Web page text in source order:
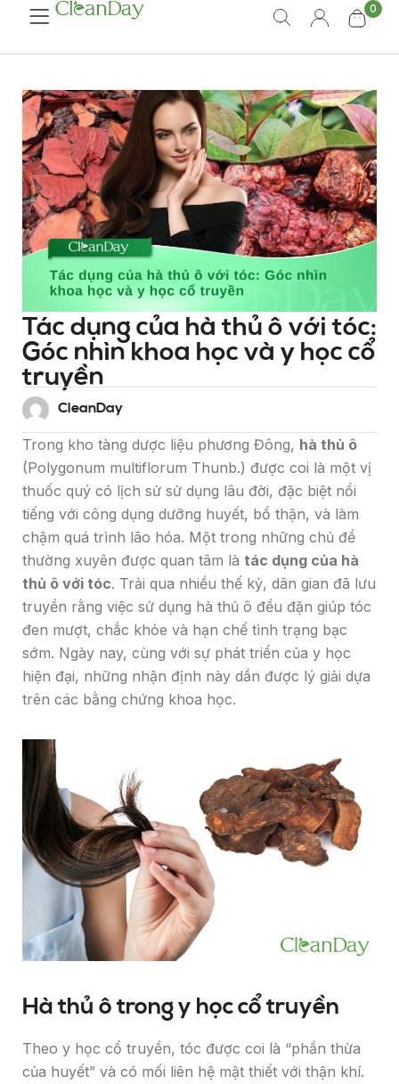
0
Tác dụng của hà thủ ô với tóc:
Góc nhìn khoa học và y học cổ
truyền
CleanDay
Trong kho tàng dược liệu phương Đông, hà thủ ô
(Polygonum multiflorum Thunb.) được coi là một vị
thuốc quý có lịch sử sử dụng lâu đời, đặc biệt nổi
tiếng với công dụng dưỡng huyết, bổ thận, và làm
chậm quá trình lão hóa. Một trong những chủ đề
thường xuyên được quan tâm là tác dụng của hà
thủ ô với tóc. Trải qua nhiều thế kỷ, dân gian đã lưu
truyền rằng việc sử dụng hà thủ ô đều đặn giúp tóc
đen mượt, chắc khỏe và hạn chế tình trạng bạc
sớm. Ngày nay, cùng với sự phát triển của y học
hiện đại, những nhận định này dần được lý giải dựa
trên các bằng chứng khoa học.
Hà thủ ô trong y học cổ truyền
Theo y học cổ truyền, tóc được coi là “phần thừa
của huyết” và có mối liên hệ mật thiết với thận khí.